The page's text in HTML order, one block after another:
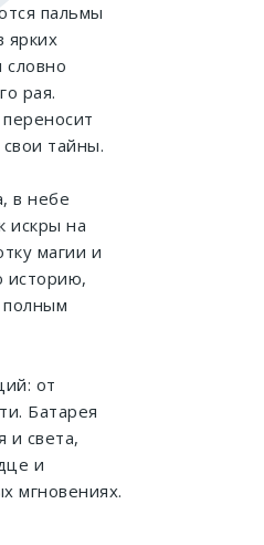
пальмы
ярких
рая.
тайны.
в небе
искры на
магии и
историю,
от
Батарея
и света,
и
мгновениях.